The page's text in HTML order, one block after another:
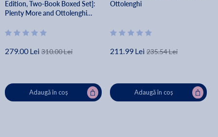
Edition, Two-Book Boxed Set]:
Plenty More and Ottolenghi
279.00 Lei 310.00 Lei
Adaugă în coș
Ottolenghi
211.99 Lei 235.54 Lei
Adaugă în coș